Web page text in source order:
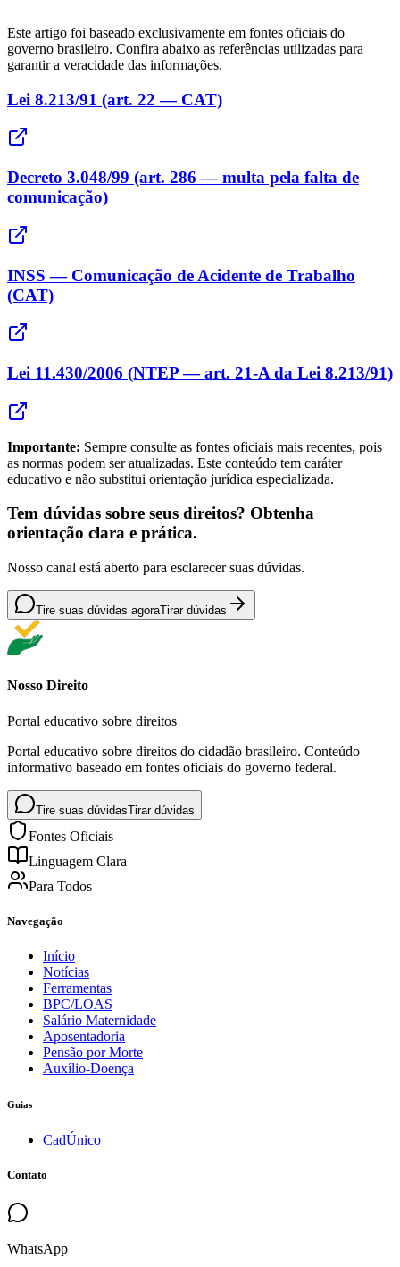
Este artigo foi baseado exclusivamente em fontes oficiais do
governo brasileiro. Confira abaixo as referências utilizadas para
garantir a veracidade das informações.
Lei 8.213/91 (art. 22 — CAT)
Decreto 3.048/99 (art. 286 — multa pela falta de
comunicação)
INSS — Comunicação de Acidente de Trabalho
(CAT)
Lei 11.430/2006 (NTEP — art. 21-A da Lei 8.213/91)
Importante: Sempre consulte as fontes oficiais mais recentes, pois
as normas podem ser atualizadas. Este conteúdo tem caráter
educativo e não substitui orientação jurídica especializada.
Tem dúvidas sobre seus direitos? Obtenha
orientação clara e prática.
Nosso canal está aberto para esclarecer suas dúvidas.
Tire suas dúvidas agoraTirar dúvidas
Nosso Direito
Portal educativo sobre direitos
Portal educativo sobre direitos do cidadão brasileiro. Conteúdo
informativo baseado em fontes oficiais do governo federal.
Tire suas dúvidasTirar dúvidas
Fontes Oficiais
Linguagem Clara
Para Todos
Navegação
Início
Notícias
Ferramentas
BPC/LOAS
Salário Maternidade
Aposentadoria
Pensão por Morte
Auxílio-Doença
Guias
CadÚnico
Contato
WhatsApp